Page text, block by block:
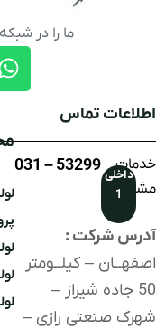
ما را در
اطلاعات تماس
خدمات
مشتریان
داخلی
1
53299 – 031
آدرس شرکت :
اصفهــان – کیلــومتر
50 جاده شیراز –
شهرک صنعتی رازی –